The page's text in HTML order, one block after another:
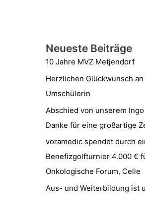
Neueste Beiträge
10 Jahre MVZ Metjendorf
Herzlichen Glückwunsch
Umschülerin
Abschied von unserem
Danke für eine großartige
voramedic spendet durch
Benefizgolfturnier 4.000 €
Onkologische Forum, Celle
Aus- und Weiterbildung ist